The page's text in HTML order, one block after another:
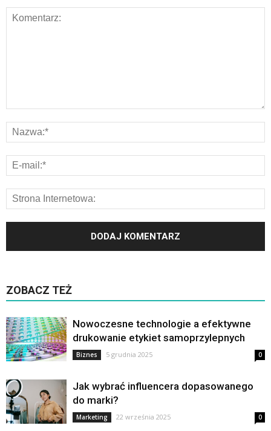
ZOBACZ TEŻ
Nowoczesne technologie a efektywne
drukowanie etykiet samoprzylepnych
Biznes 5 grudnia 2025 0
Jak wybrać influencera dopasowanego
do marki?
Marketing 22 września 2025 0